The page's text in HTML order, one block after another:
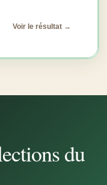
Voir le résultat →
du